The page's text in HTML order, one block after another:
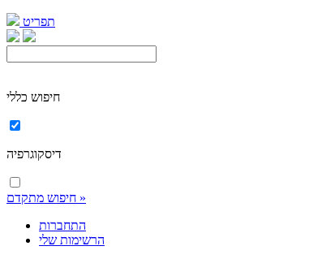
תפריט
חיפוש כללי
חיפוש מתקדם »
התחברות
הרשימות שלי